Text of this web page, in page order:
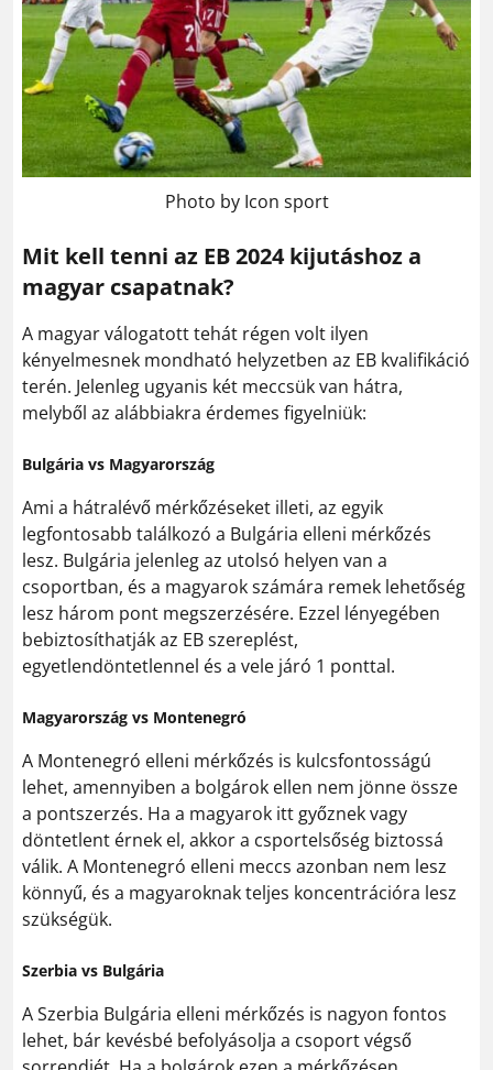
Photo by Icon sport
Mit kell tenni az EB 2024 kijutáshoz a
magyar csapatnak?
A magyar válogatott tehát régen volt ilyen
kényelmesnek mondható helyzetben az EB kvalifikáció
terén. Jelenleg ugyanis két meccsük van hátra,
melyből az alábbiakra érdemes figyelniük:
Bulgária vs Magyarország
Ami a hátralévő mérkőzéseket illeti, az egyik
legfontosabb találkozó a Bulgária elleni mérkőzés
lesz. Bulgária jelenleg az utolsó helyen van a
csoportban, és a magyarok számára remek lehetőség
lesz három pont megszerzésére. Ezzel lényegében
bebiztosíthatják az EB szereplést,
egyetlendöntetlennel és a vele járó 1 ponttal.
Magyarország vs Montenegró
A Montenegró elleni mérkőzés is kulcsfontosságú
lehet, amennyiben a bolgárok ellen nem jönne össze
a pontszerzés. Ha a magyarok itt győznek vagy
döntetlent érnek el, akkor a csportelsőség biztossá
válik. A Montenegró elleni meccs azonban nem lesz
könnyű, és a magyaroknak teljes koncentrációra lesz
szükségük.
Szerbia vs Bulgária
A Szerbia Bulgária elleni mérkőzés is nagyon fontos
lehet, bár kevésbé befolyásolja a csoport végső